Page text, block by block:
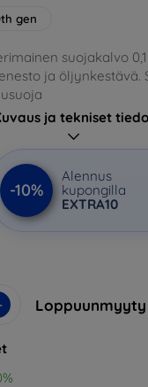
gen
suojakalvo
ja öljynkestävä.
ja tekniset
-10%
Alennus
kupongilla
EXTRA10
Loppuunmyyty